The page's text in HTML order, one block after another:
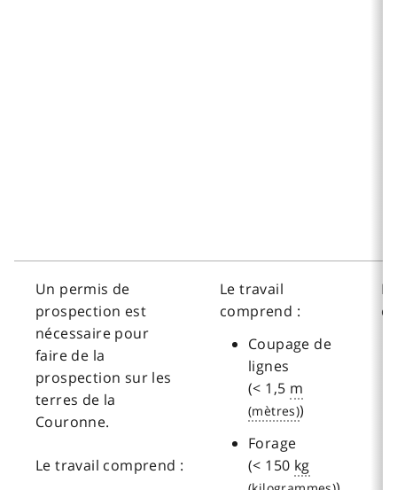
Un permis de
prospection est
nécessaire pour
faire de la
prospection sur les
terres de la
Couronne.
Le travail comprend :
Le travail
comprend :
Coupage de
lignes
(< 1,5 m
)
Forage
(< 150 kg